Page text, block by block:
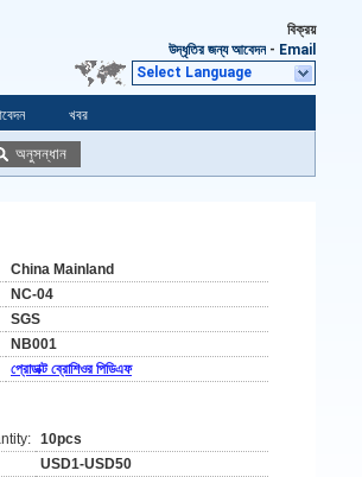
বিক্রয়
উদ্ধৃতির জন্য আবেদন - Email
Select Language
খবর
অনুসন্ধান
China Mainland
NC-04
SGS
NB001
প্রোডাক্ট ব্রোশিওর পিডিএফ
10pcs
USD1-USD50